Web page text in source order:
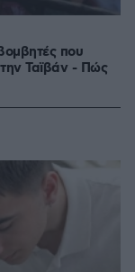
που
Ταϊβάν - Πώς